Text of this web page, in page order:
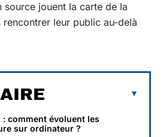
source jouent la carte de la
leur public au-delà
: comment évoluent les
sur ordinateur ?